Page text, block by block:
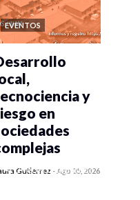
EVENTOS
0 veces compartido
y
en
Gutiérrez -Ago 05, 2026